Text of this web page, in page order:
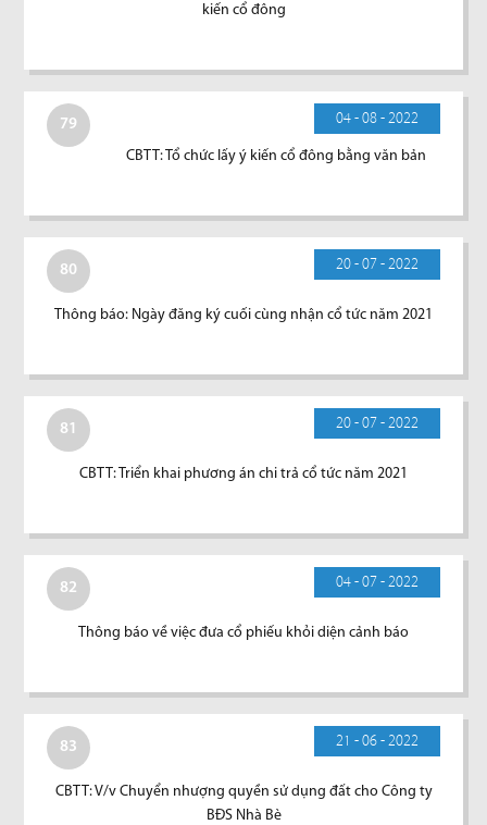
kiến cổ đông
79 04 - 08 - 2022
CBTT: Tổ chức lấy ý kiến cổ đông bằng văn bản
80 20 - 07 - 2022
Thông báo: Ngày đăng ký cuối cùng nhận cổ tức năm 2021
81 20 - 07 - 2022
CBTT: Triển khai phương án chi trả cổ tức năm 2021
82 04 - 07 - 2022
Thông báo về việc đưa cổ phiếu khỏi diện cảnh báo
83 21 - 06 - 2022
CBTT: V/v Chuyển nhượng quyền sử dụng đất cho Công ty
BĐS Nhà Bè